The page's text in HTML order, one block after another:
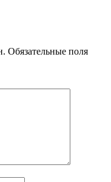
Обязательные поля